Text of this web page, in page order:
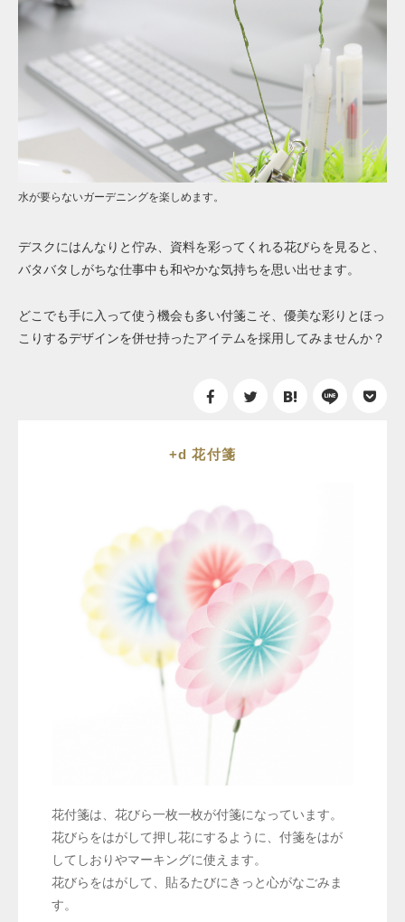
水が要らないガーデニングを楽しめます。
デスクにはんなりと佇み、資料を彩ってくれる花びらを見ると、
バタバタしがちな仕事中も和やかな気持ちを思い出せます。
どこでも手に入って使う機会も多い付箋こそ、優美な彩りとほっ
こりするデザインを併せ持ったアイテムを採用してみませんか？
+d 花付箋
花付箋は、花びら一枚一枚が付箋になっています。
花びらをはがして押し花にするように、付箋をはが
してしおりやマーキングに使えます。
花びらをはがして、貼るたびにきっと心がなごみま
す。